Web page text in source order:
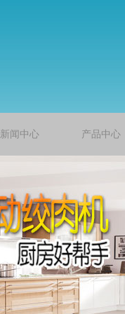
新闻中心 产品中心